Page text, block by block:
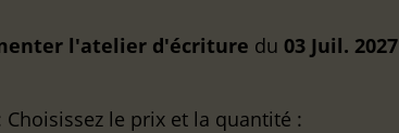
l'atelier d'écriture du 03 Juil. 2027
Choisissez le prix et la quantité :